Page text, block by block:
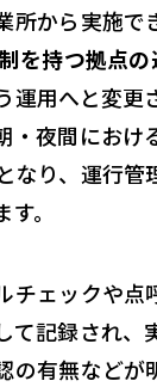
所から実施で
を持つ拠点
運用へと変更
・夜間におけ
となり、運行管
。
チェックや点
て記録され、
の有無などが